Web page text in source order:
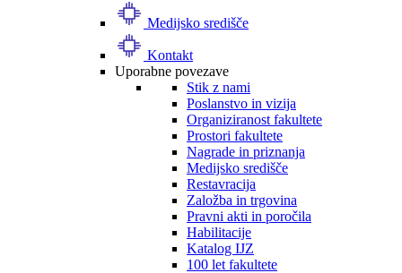
Medijsko središče
Kontakt
Uporabne povezave
Stik z nami
Poslanstvo in vizija
Organiziranost fakultete
Prostori fakultete
Nagrade in priznanja
Medijsko središče
Restavracija
Založba in trgovina
Pravni akti in poročila
Habilitacije
Katalog IJZ
100 let fakultete